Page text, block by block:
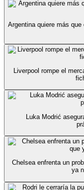
Argentina quiere más
Liverpool rompe el
Luka Modrić
Chelsea enfrenta un
ya